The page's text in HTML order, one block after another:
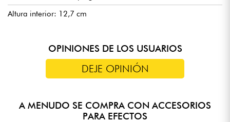
Altura interior: 12,7 cm
OPINIONES DE LOS USUARIOS
DEJE OPINIÓN
A MENUDO SE COMPRA CON ACCESORIOS
PARA EFECTOS